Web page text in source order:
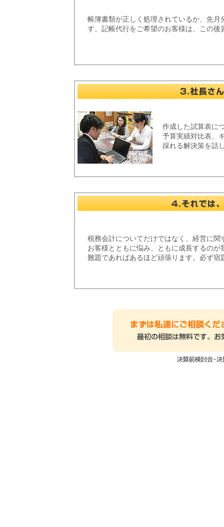
帳簿書類が正しく処理されているか、先
す。記帳代行をご希望のお客様は、この
作成した試算表に
予算実績対比表、
採れる解決策を話
税務会計についてだけではなく、経営に関
お客様とともに悩み、ともに成長するのが
難題であればあるほど頑張ります。必ず宿